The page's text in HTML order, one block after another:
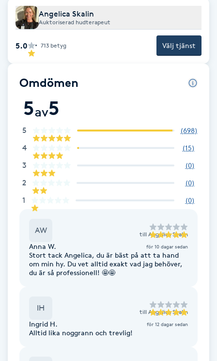
Diamantslipning
Enzympeeling
Extensions
Extensions borttagning
Eyeliner-tatuering
Face framing
Faceliftmassage
Fet hårbotten
Fettreducering
Angelica Skalin
Auktoriserad hudterapeut
5.0 713 betyg Välj tjänst
Omdömen
5av5
5 (698)
4 (15)
3 (0)
2 (0)
1 (0)
AW till Angelica Skalin
Anna W. för 10 dagar sedan
Stort tack Angelica, du är bäst på att ta hand
om min hy. Du vet alltid exakt vad jag behöver,
du är så professionell! 🤩🤩
IH till Angelica Skalin
Ingrid H. för 12 dagar sedan
Alltid lika noggrann och trevlig!